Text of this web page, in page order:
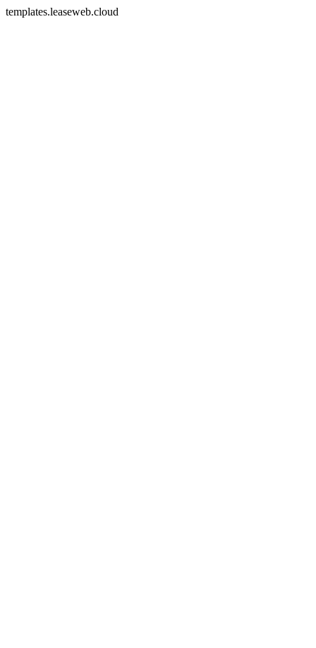
templates.leaseweb.cloud